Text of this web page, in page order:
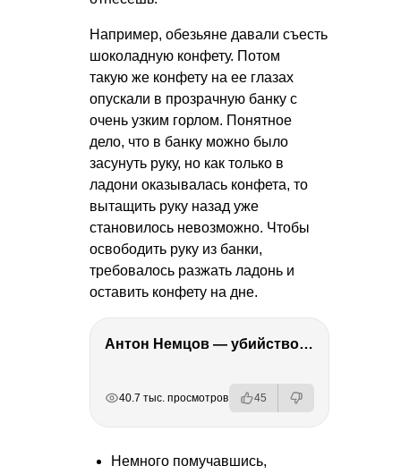
Например, обезьяне давали съесть
шоколадную конфету. Потом
такую же конфету на ее глазах
опускали в прозрачную банку с
очень узким горлом. Понятное
дело, что в банку можно было
засунуть руку, но как только в
ладони оказывалась конфета, то
вытащить руку назад уже
становилось невозможно. Чтобы
освободить руку из банки,
требовалось разжать ладонь и
оставить конфету на дне.
Антон Немцов — убийство Бориса Немцова, переезд в Дубай, семья и политика
40.7 тыс. просмотров 45
Немного помучавшись,